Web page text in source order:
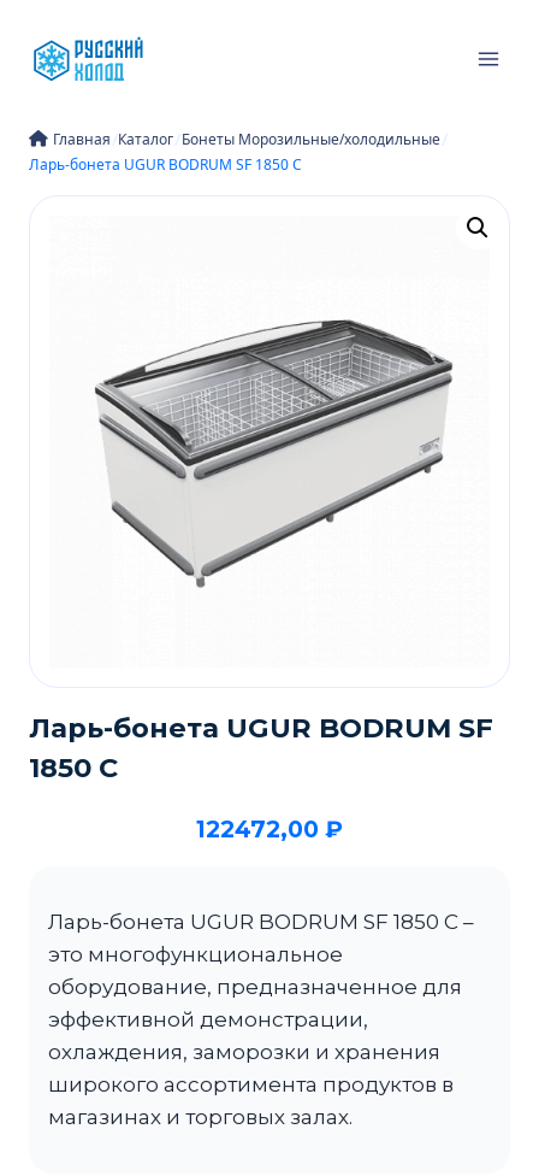
содержимому
Главная/Каталог/Бонеты Морозильные/холодильные/
Ларь-бонета UGUR BODRUM SF 1850 C
Ларь-бонета UGUR BODRUM SF
1850 C
122472,00 ₽
Ларь-бонета UGUR BODRUM SF 1850 C –
это многофункциональное
оборудование, предназначенное для
эффективной демонстрации,
охлаждения, заморозки и хранения
широкого ассортимента продуктов в
магазинах и торговых залах.